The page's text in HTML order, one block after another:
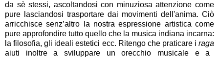
da sè stessi, ascoltandosi con minuziosa attenzione come
pure lasciandosi trasportare dai movimenti dell'anima. Ciò
arricchisce senz’altro la nostra espressione artistica come
pure approfondire tutto quello che la musica indiana incarna:
la filosofia, gli ideali estetici ecc. Ritengo che praticare i raga
aiuti inoltre a sviluppare un orecchio musicale e a